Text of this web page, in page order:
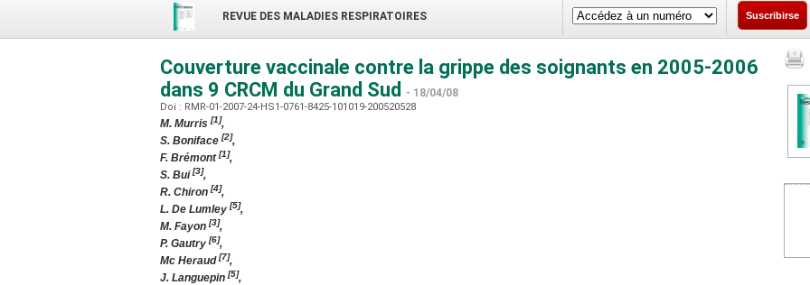
REVUE DES MALADIES RESPIRATOIRES Suscribirse
Couverture vaccinale contre la grippe des soignants en 2005-2006
dans 9 CRCM du Grand Sud
- 18/04/08
Doi : RMR-01-2007-24-HS1-0761-8425-101019-200520528
M. Murris [1],
S. Boniface [2],
F. Brémont[1],
S. Bui[3],
R. Chiron [4],
L. De Lumley [5],
M. Fayon [3],
P. Gautry [6],
Mc Heraud[7],
J. Languepin [5],